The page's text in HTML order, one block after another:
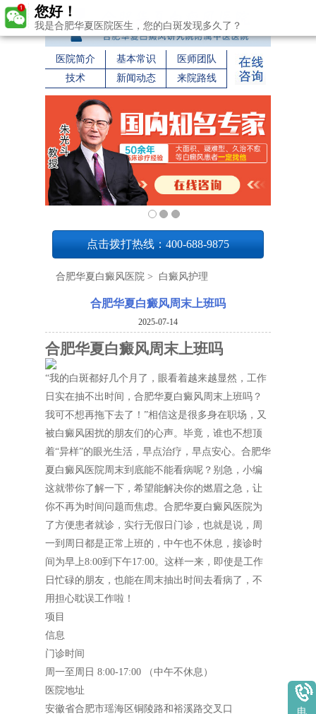
医院简介 基本常识
医师团队
技术
新闻动态 来院路线
点击拨打热线：400-688-9875
合肥华夏白癜风医院 > 白癜风护理
合肥华夏白癜风周末上班吗
2025-07-14
合肥华夏白癜风周末上班吗
“我的白斑都好几个月了，眼看着越来越显然，工作
日实在抽不出时间，合肥华夏白癜风周末上班吗？
我可不想再拖下去了！”相信这是很多身在职场，又
被白癜风困扰的朋友们的心声。毕竟，谁也不想顶
着“异样”的眼光生活，早点治疗，早点安心。合肥华
夏白癜风医院周末到底能不能看病呢？别急，小编
这就带你了解一下，希望能解决你的燃眉之急，让
你不再为时间问题而焦虑。合肥华夏白癜风医院为
了方便患者就诊，实行无假日门诊，也就是说，周
一到周日都是正常上班的，中午也不休息，接诊时
间为早上8:00到下午17:00。这样一来，即使是工作
日忙碌的朋友，也能在周末抽出时间去看病了，不
用担心耽误工作啦！
项目
信息
门诊时间
周一至周日 8:00-17:00 （中午不休息）
医院地址
安徽省合肥市瑶海区铜陵路和裕溪路交叉口
您好！
我是合肥华夏医院医生，您的白斑发现多久了？
电